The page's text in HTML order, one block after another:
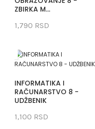
ZBIRKA M...
1,790 RSD
INFORMATIKA I
RAČUNARSTVO 8 -
UDŽBENIK
1,100 RSD